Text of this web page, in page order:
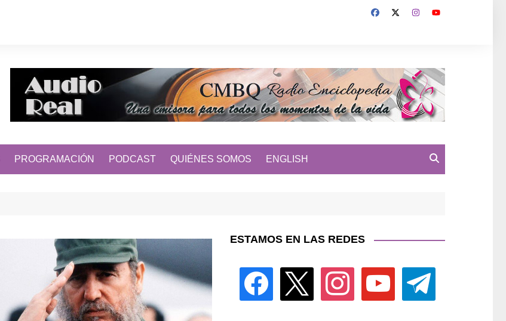
PROGRAMACIÓN PODCAST QUIÉNES SOMOS ENGLISH
ESTAMOS EN LAS REDES
facebook instagram youtube telegram